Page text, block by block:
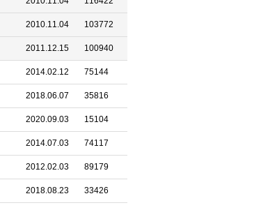
2010.11.04 103772
2011.12.15 100940
2014.02.12 75144
2018.06.07 35816
2020.09.03 15104
2014.07.03 74117
2012.02.03 89179
2018.08.23 33426